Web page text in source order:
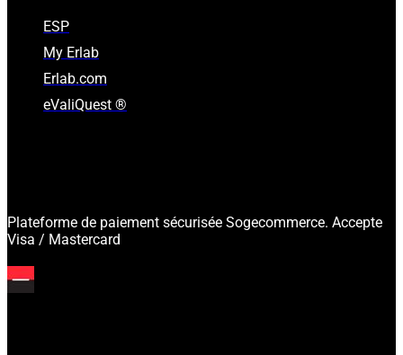
ESP
My Erlab
Erlab.com
eValiQuest ®
Plateforme de paiement sécurisée Sogecommerce. Accepte
Visa / Mastercard